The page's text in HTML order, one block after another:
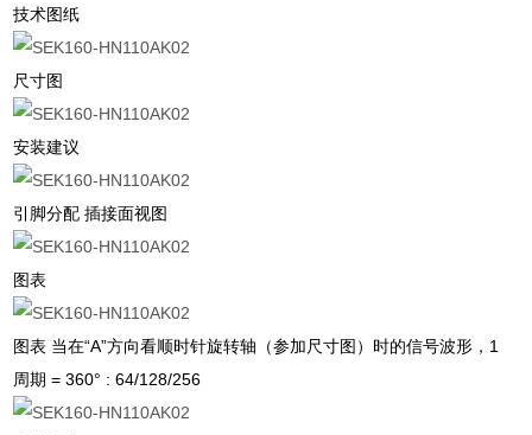
技术图纸
尺寸图
安装建议
引脚分配 插接面视图
图表
图表 当在“A”方向看顺时针旋转轴（参加尺寸图）时的信号波形，1
周期 = 360° : 64/128/256